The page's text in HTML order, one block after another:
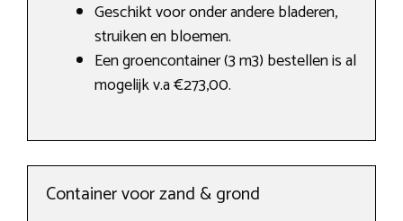
Geschikt voor onder andere bladeren,
struiken en bloemen.
Een groencontainer (3 m3) bestellen is al
mogelijk v.a €273,00.
Container voor zand & grond